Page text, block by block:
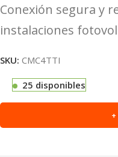
Conexión segura y
instalaciones
SKU:CMC4TTI
25 disponibles